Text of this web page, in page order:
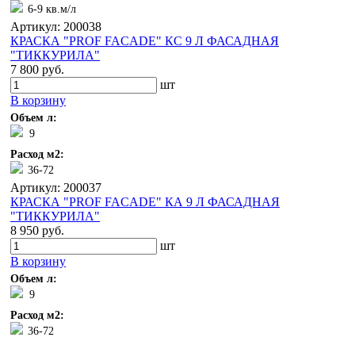
6-9 кв.м/л
Артикул: 200038
КРАСКА "PROF FACADE" КС 9 Л ФАСАДНАЯ
"ТИККУРИЛА"
7 800 руб.
шт
В корзину
Объем л:
9
Расход м2:
36-72
Артикул: 200037
КРАСКА "PROF FACADE" КА 9 Л ФАСАДНАЯ
"ТИККУРИЛА"
8 950 руб.
шт
В корзину
Объем л:
9
Расход м2:
36-72